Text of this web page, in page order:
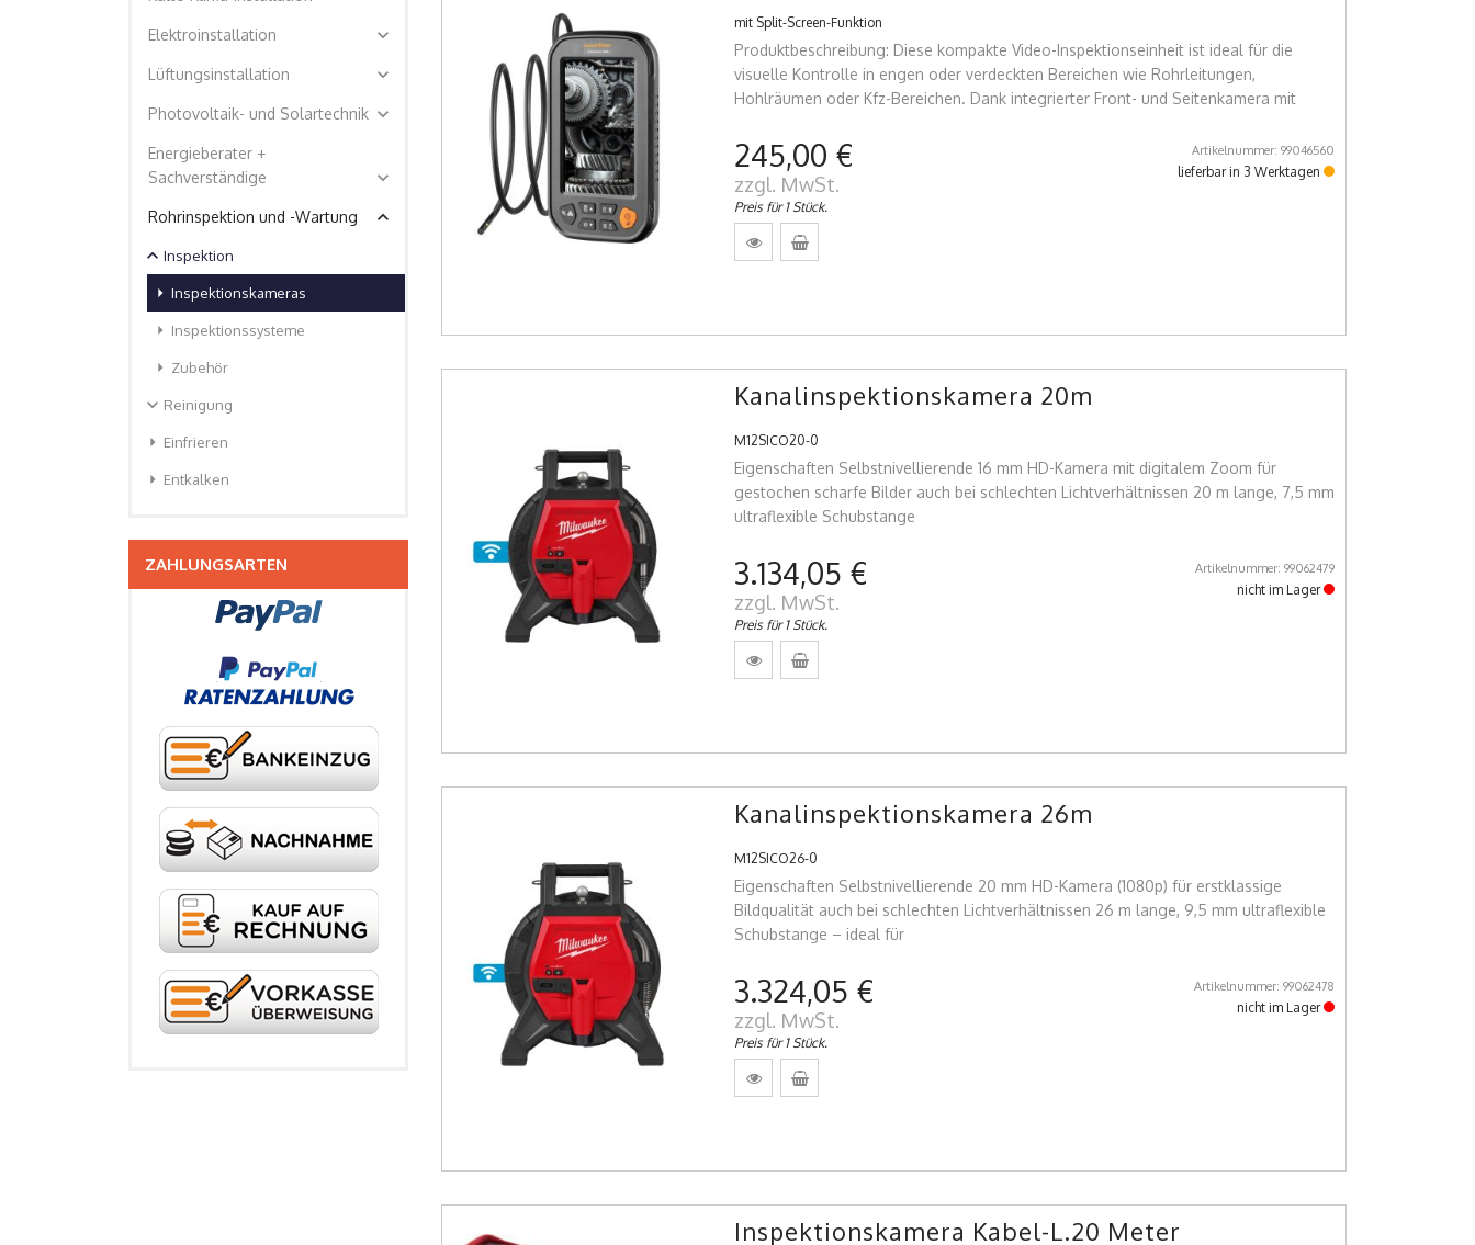
Elektroinstallation expand_more
Lüftungsinstallation expand_more
Photovoltaik- und Solartechnik expand_more
Energieberater +
Sachverständige
expand_more
Rohrinspektion und -Wartung expand_less
Inspektion
expand_less
Inspektionskameras
arrow_right
Inspektionssysteme
arrow_right
Zubehör
arrow_right
Reinigung
expand_more
Einfrieren
arrow_right
Entkalken
arrow_right
ZAHLUNGSARTEN
mit Split-Screen-Funktion
Produktbeschreibung: Diese kompakte Video-Inspektionseinheit ist ideal für die
visuelle Kontrolle in engen oder verdeckten Bereichen wie Rohrleitungen,
Hohlräumen oder Kfz-Bereichen. Dank integrierter Front- und Seitenkamera mit
245,00 €
zzgl. MwSt.
Preis für 1 Stück.
Artikelnummer: 99046560
lieferbar in 3 Werktagen
Kanalinspektionskamera 20m
M12SICO20-0
Eigenschaften Selbstnivellierende 16 mm HD-Kamera mit digitalem Zoom für
gestochen scharfe Bilder auch bei schlechten Lichtverhältnissen 20 m lange, 7,5 mm
ultraflexible Schubstange
3.134,05 €
zzgl. MwSt.
Preis für 1 Stück.
Artikelnummer: 99062479
nicht im Lager
Kanalinspektionskamera 26m
M12SICO26-0
Eigenschaften Selbstnivellierende 20 mm HD-Kamera (1080p) für erstklassige
Bildqualität auch bei schlechten Lichtverhältnissen 26 m lange, 9,5 mm ultraflexible
Schubstange – ideal für
3.324,05 €
zzgl. MwSt.
Preis für 1 Stück.
Artikelnummer: 99062478
nicht im Lager
Inspektionskamera Kabel-L.20 Meter